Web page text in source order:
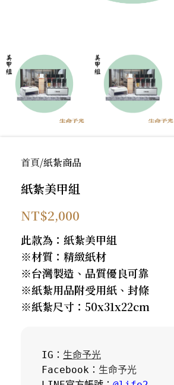
首頁 紙紮商品
紙紮美甲組
NT$2,000
此款為：紙紮美甲組
※材質：精緻紙材
※台灣製造、品質優良可靠
※紙紮用品附受用紙、封條
※紙紮尺寸：50x31x22cm
IG： 生命予光
Facebook： 生命予光